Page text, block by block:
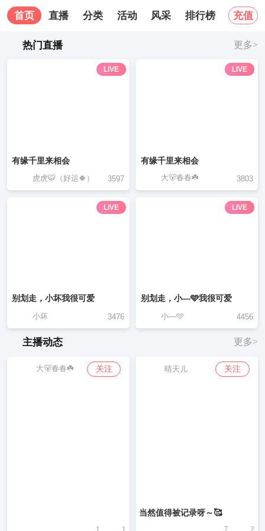
充值
首页 直播 分类 活动 风采 排行榜 关于我
热门直播 更多>
LIVE
有缘千里来相会
虎虎🐯（好运🍀） 3597
LIVE
有缘千里来相会
大🐻春春☘️ 3803
LIVE
别划走，小坏我很可爱
小坏 3476
LIVE
别划走，小—🩵我很可爱
小—🩵 4456
主播动态 更多>
大🐻春春☘️ 关注
1 1
晴天儿 关注
当然值得被记录呀～🥰
7 2